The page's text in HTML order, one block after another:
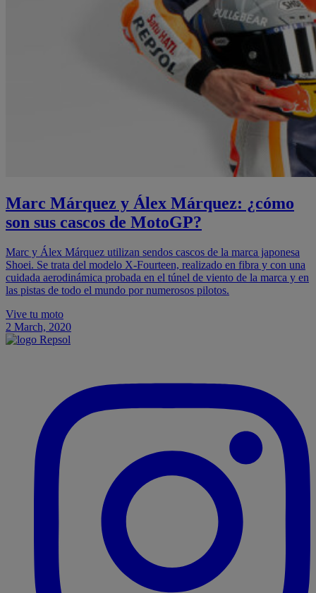
Marc Márquez y Álex Márquez: ¿cómo
son sus cascos de MotoGP?
Marc y Álex Márquez utilizan sendos cascos de la marca japonesa
Shoei. Se trata del modelo X-Fourteen, realizado en fibra y con una
cuidada aerodinámica probada en el túnel de viento de la marca y en
las pistas de todo el mundo por numerosos pilotos.
Vive tu moto
2 March, 2020